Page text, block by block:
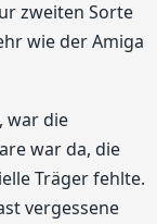
zweiten Sorte
wie der Amiga
war die
war da, die
Träger fehlte.
vergessene